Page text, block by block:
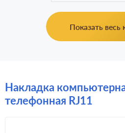
Показать весь
Накладка
телефонная RJ11